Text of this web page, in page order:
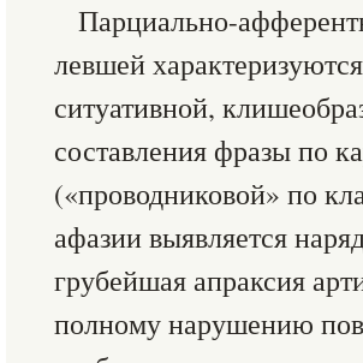
Парциально-
левшей
ситуативной,
составления фразы по
(«проводниковой» по
афазии выявляется
грубейшая апраксия
полному нарушению